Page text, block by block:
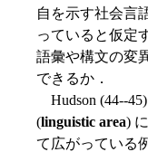
自を示す社会言
っていると仮定
語彙や構文の変
できるか．
Hudson (44--
(linguistic area)
て広がっている